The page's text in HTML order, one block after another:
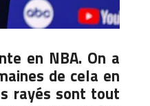
en NBA. On a
de cela en
rayés sont tout